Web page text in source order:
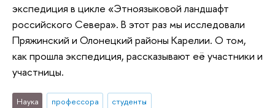
экспедиция в цикле «Этноязыковой ландшафт
российского Севера». В этот раз мы исследовали
Пряжинский и Олонецкий районы Карелии. О том,
как прошла экспедиция, рассказывают её участники и
участницы.
Наука профессора
студенты